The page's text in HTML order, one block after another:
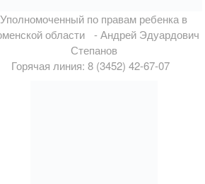
Уполномоченный по правам ребенка в
области - Андрей Эдуардович
Степанов
Горячая линия: 8 (3452) 42-67-07